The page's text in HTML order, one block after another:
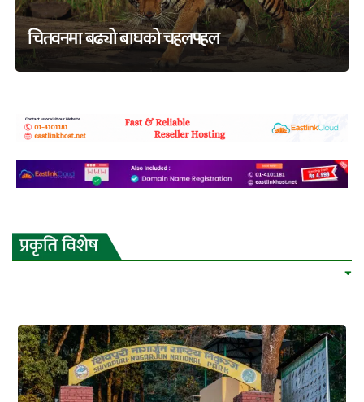
चितवनमा बढ्यो बाघको चहलपहल